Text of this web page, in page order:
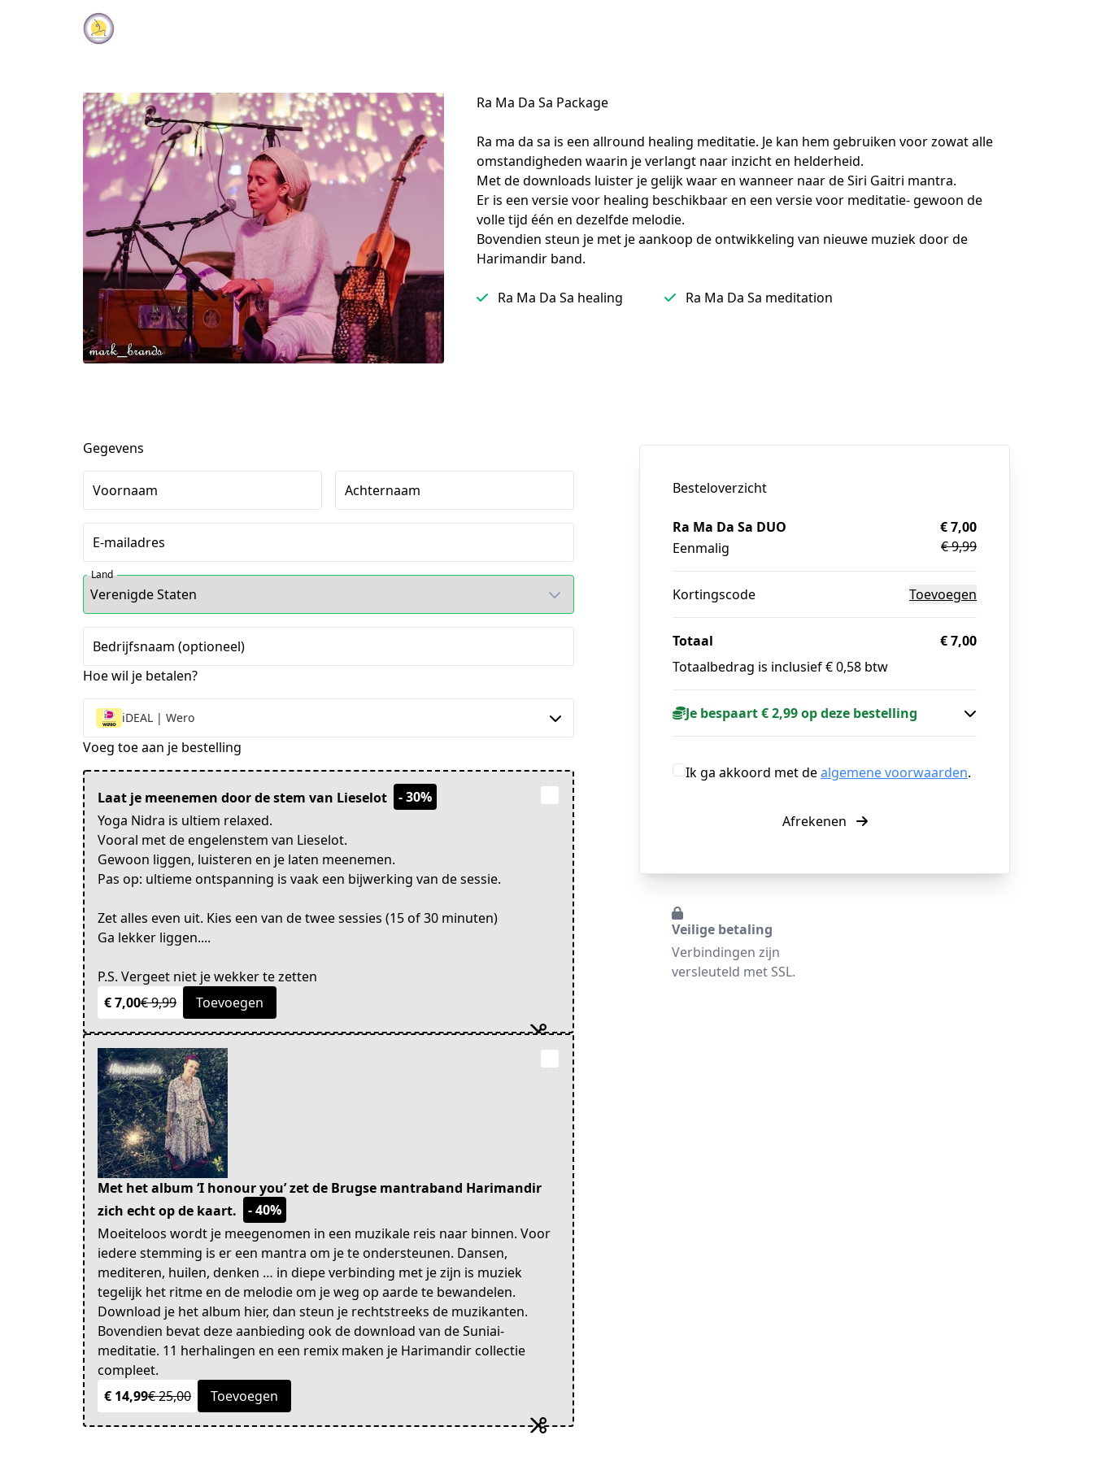
Ra Ma Da Sa Package
Ra ma da sa is een allround healing meditatie. Je kan hem gebruiken voor zowat alle
omstandigheden waarin je verlangt naar inzicht en helderheid.
Met de downloads luister je gelijk waar en wanneer naar de Siri Gaitri mantra.
Er is een versie voor healing beschikbaar en een versie voor meditatie- gewoon de
volle tijd één en dezelfde melodie.
Bovendien steun je met je aankoop de ontwikkeling van nieuwe muziek door de
Harimandir band.
Ra Ma Da Sa healing Ra Ma Da Sa meditation
Gegevens
Voornaam Achternaam
E-mailadres
Land
Bedrijfsnaam (optioneel)
Hoe wil je betalen?
iDEAL | Wero
Voeg toe aan je bestelling
Laat je meenemen door de stem van Lieselot
- 30%
Yoga Nidra is ultiem relaxed.
Vooral met de engelenstem van Lieselot.
Gewoon liggen, luisteren en je laten meenemen.
Pas op: ultieme ontspanning is vaak een bijwerking van de sessie.
Zet alles even uit. Kies een van de twee sessies (15 of 30 minuten)
Ga lekker liggen....
P.S. Vergeet niet je wekker te zetten
€ 7,00€ 9,99 Toevoegen
Met het album ‘I honour you’ zet de Brugse mantraband Harimandir
zich echt op de kaart.
- 40%
Moeiteloos wordt je meegenomen in een muzikale reis naar binnen. Voor
iedere stemming is er een mantra om je te ondersteunen. Dansen,
mediteren, huilen, denken … in diepe verbinding met je zijn is muziek
tegelijk het ritme en de melodie om je weg op aarde te bewandelen.
Download je het album hier, dan steun je rechtstreeks de muzikanten.
Bovendien bevat deze aanbieding ook de download van de Suniai-
meditatie. 11 herhalingen en een remix maken je Harimandir collectie
compleet.
€ 14,99€ 25,00 Toevoegen
Besteloverzicht
Ra Ma Da Sa DUO
Eenmalig
€ 7,00
€ 9,99
Kortingscode Toevoegen
Totaal
€ 7,00
Totaalbedrag is inclusief € 0,58 btw
Je bespaart € 2,99 op deze bestelling
Ik ga akkoord met dealgemene voorwaarden.
Afrekenen
Veilige betaling
Verbindingen zijn
versleuteld met SSL.